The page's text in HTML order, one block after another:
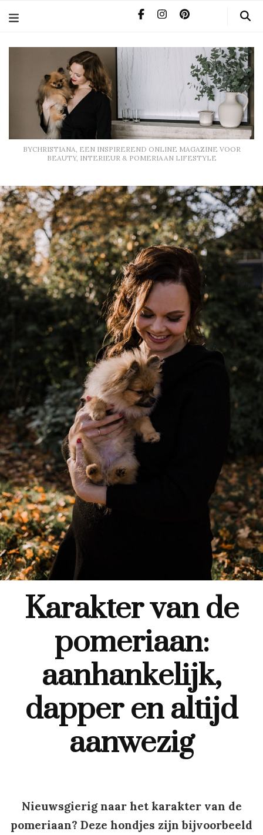
BYCHRISTIANA, EEN INSPIREREND ONLINE MAGAZINE VOOR
BEAUTY, INTERIEUR & POMERIAAN LIFESTYLE
Karakter van de
pomeriaan:
aanhankelijk,
dapper en altijd
aanwezig
Nieuwsgierig naar het karakter van de
pomeriaan? Deze hondjes zijn bijvoorbeeld